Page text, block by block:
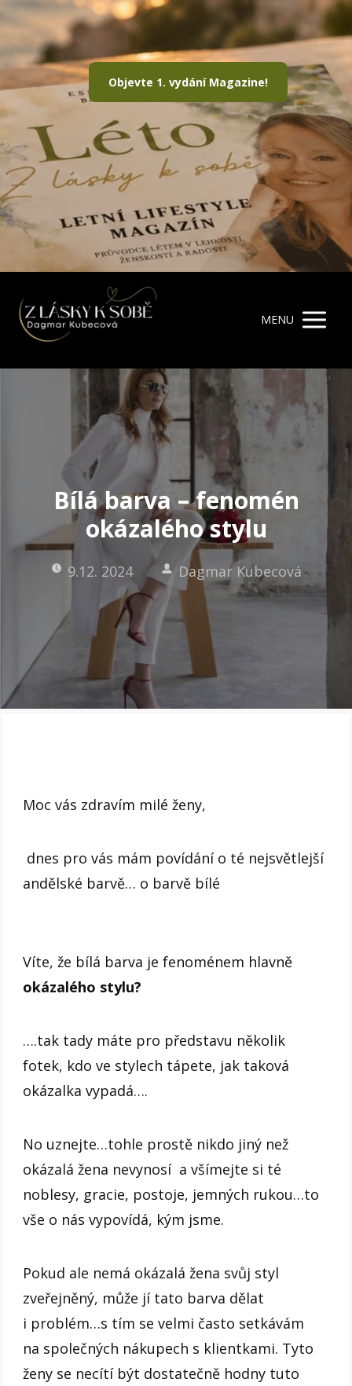
Objevte 1. vydání Magazine!
MENU
Bílá barva – fenomén
okázalého stylu
9.12. 2024 Dagmar Kubecová
Moc vás zdravím milé ženy,
dnes pro vás mám povídání o té nejsvětlejší
andělské barvě… o barvě bílé
Víte, že bílá barva je fenoménem hlavně
okázalého stylu?
….tak tady máte pro představu několik
fotek, kdo ve stylech tápete, jak taková
okázalka vypadá….
No uznejte…tohle prostě nikdo jiný než
okázalá žena nevynosí a všímejte si té
noblesy, gracie, postoje, jemných rukou…to
vše o nás vypovídá, kým jsme.
Pokud ale nemá okázalá žena svůj styl
zveřejněný, může jí tato barva dělat
i problém…s tím se velmi často setkávám
na společných nákupech s klientkami. Tyto
ženy se necítí být dostatečně hodny tuto